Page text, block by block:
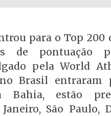
para o Top 200
de pontuação
pela World
Brasil entraram
estão
São Paulo,